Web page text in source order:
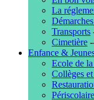
La
Transports
Cimetière
Enfance &
Ecole de
Collèges
Périscolaire